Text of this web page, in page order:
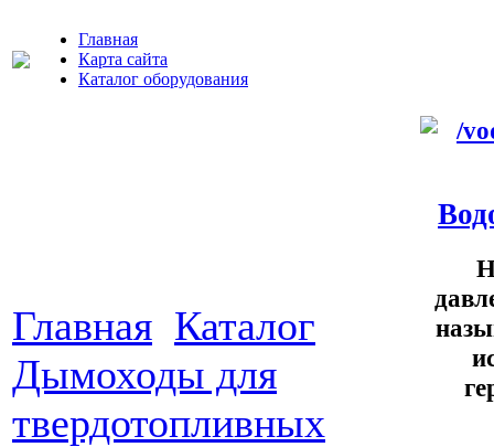
Главная
Карта сайта
Каталог оборудования
Главная Каталог
Дымоходы для
твердотопливных